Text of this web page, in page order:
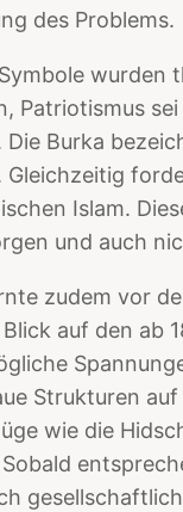
des Problems.
wurden
Patriotismus
Die Burka
Gleichzeitig
Islam.
und auch
zudem vor
auf den ab
Strukturen
wie die